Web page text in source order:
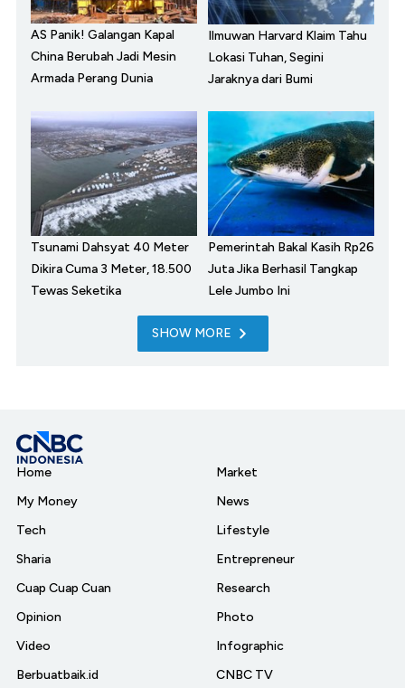
AS Panik! Galangan Kapal
China Berubah Jadi Mesin
Armada Perang Dunia
Ilmuwan Harvard Klaim Tahu
Lokasi Tuhan, Segini
Jaraknya dari Bumi
Tsunami Dahsyat 40 Meter
Dikira Cuma 3 Meter, 18.500
Tewas Seketika
Pemerintah Bakal Kasih Rp26
Juta Jika Berhasil Tangkap
Lele Jumbo Ini
SHOW MORE
Home
My Money
Tech
Sharia
Cuap Cuap Cuan
Opinion
Video
Berbuatbaik.id
Market
News
Lifestyle
Entrepreneur
Research
Photo
Infographic
CNBC TV